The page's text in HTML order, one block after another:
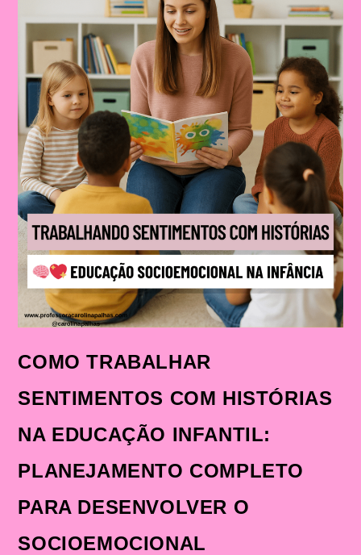
COMO TRABALHAR
SENTIMENTOS COM HISTÓRIAS
NA EDUCAÇÃO INFANTIL:
PLANEJAMENTO COMPLETO
PARA DESENVOLVER O
SOCIOEMOCIONAL